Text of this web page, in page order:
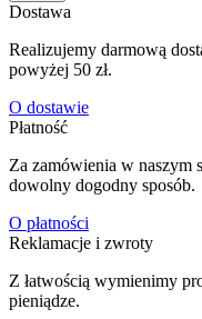
Dostawa
Realizujemy darmową
powyżej 50 zł.
O dostawie
Płatność
Za zamówienia w naszym
dowolny dogodny sposób.
O płatności
Reklamacje i zwroty
Z łatwością wymienimy
pieniądze.